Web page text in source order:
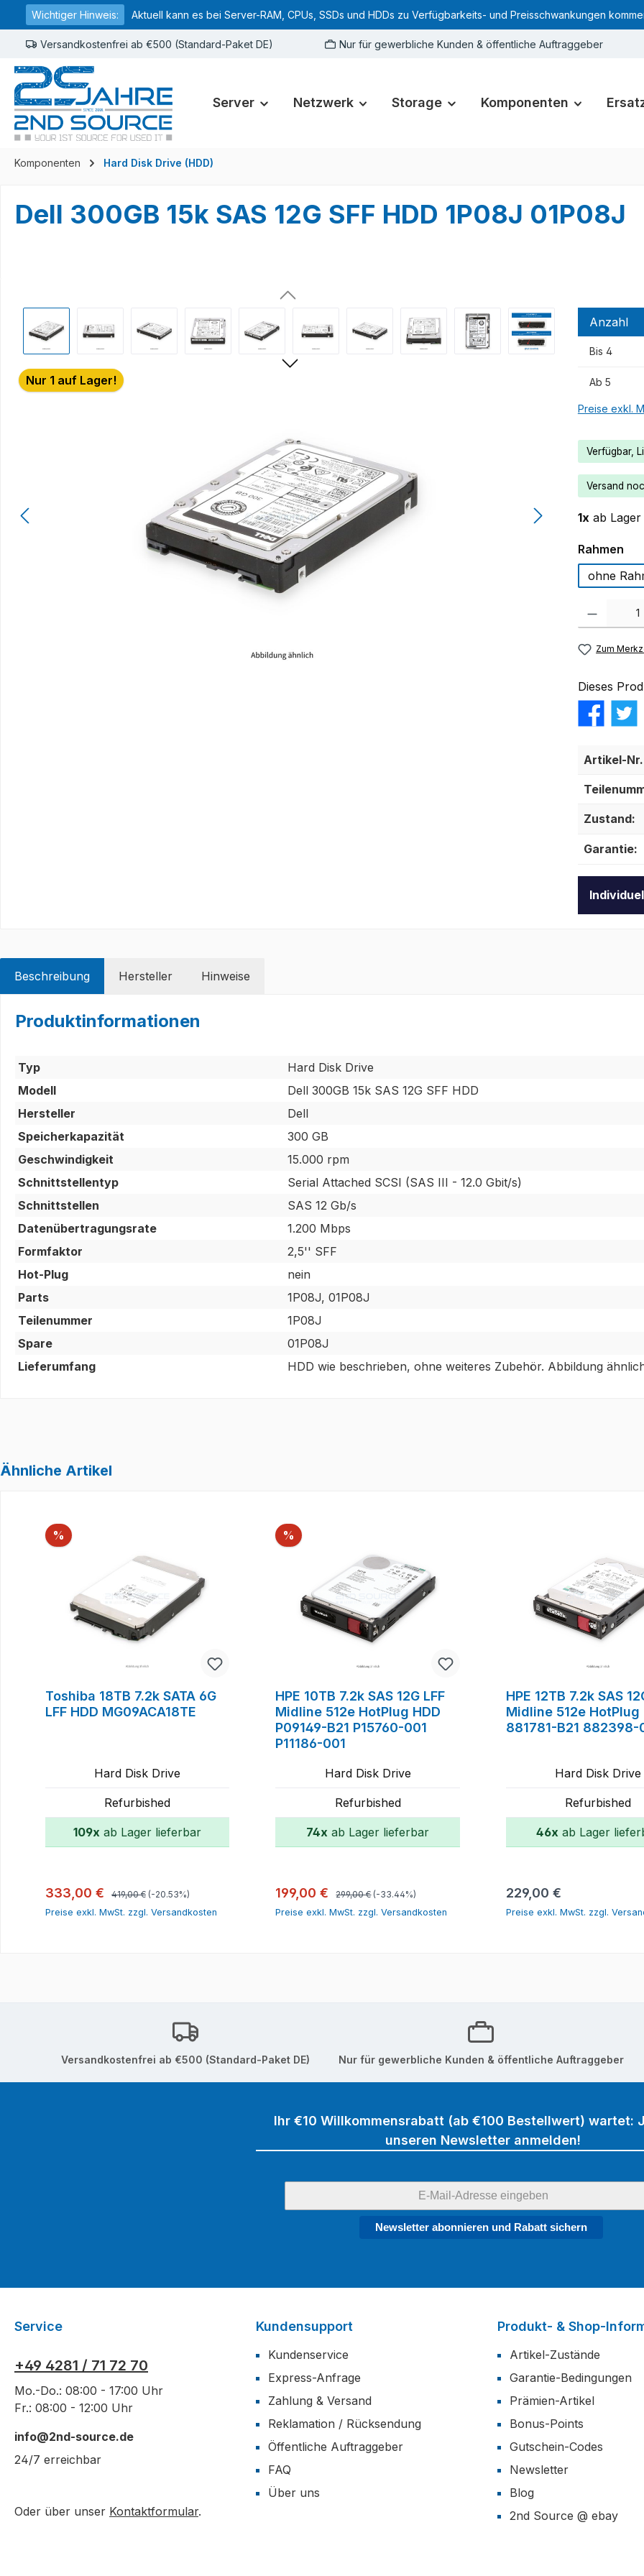
Zur Hauptnavigation springen
Wichtiger Hinweis: Aktuell kann es bei Server-RAM, CPUs, SSDs und HDDs zu Verfügbarkeits- und Preisschwankungen
Versandkostenfrei ab €500 (Standard-Paket DE) Nur für gewerbliche Kunden & öffentliche Auftraggeber
Server Netzwerk Storage Komponenten
Komponenten Hard Disk Drive (HDD)
Dell 300GB 15k SAS 12G SFF HDD 1P08J 01P08J
Nur 1 auf Lager!
Anzahl
Bis 4
Ab 5
Preise exkl.
Verfügbar,
Versand
1x ab
Rahmen
ohne
Zum
Dieses
Artikel-
Zustand:
Garantie:
Beschreibung Hersteller Hinweise
Produktinformationen
Typ
Hard Disk Drive
Modell
Dell 300GB 15k SAS 12G SFF HDD
Hersteller
Dell
Speicherkapazität
300 GB
Geschwindigkeit
15.000 rpm
Schnittstellentyp
Serial Attached SCSI (SAS III - 12.0 Gbit/s)
Schnittstellen
SAS 12 Gb/s
Datenübertragungsrate
1.200 Mbps
Formfaktor
2,5'' SFF
Hot-Plug
nein
Parts
1P08J, 01P08J
Teilenummer
1P08J
Spare
01P08J
Lieferumfang
HDD wie beschrieben, ohne weiteres Zubehör. Abbildung
Ähnliche Artikel
% Rabatt
Toshiba 18TB 7.2k SATA 6G
LFF HDD MG09ACA18TE
Hard Disk Drive
Refurbished
109x ab Lager lieferbar
Verkaufspreis:
333,00 € Regulärer Preis:
419,00 € (-20.53%)
Preise exkl. MwSt. zzgl. Versandkosten
In den Warenkorb
% Rabatt
HPE 10TB 7.2k SAS 12G LFF
Midline 512e HotPlug HDD
P09149-B21 P15760-001
P11186-001
Hard Disk Drive
Refurbished
74x ab Lager lieferbar
Verkaufspreis:
199,00 € Regulärer Preis:
299,00 € (-33.44%)
Preise exkl. MwSt. zzgl. Versandkosten
In den Warenkorb
HPE 12TB 7.2k SAS
Midline 512e HotPlug
881781-B21 882398-
Hard Disk Drive
Refurbished
46x ab Lager
Regulärer Preis:
229,00 €
Preise exkl. MwSt. zzgl.
In den
Versandkostenfrei ab €500 (Standard-Paket DE) Nur für gewerbliche Kunden & öffentliche Auftraggeber
Ihr €10 Willkommensrabatt (ab €100 Bestellwert) wartet:
unseren Newsletter anmelden!
Newsletter abonnieren und Rabatt sichern
Service
+49 4281 / 71 72 70
Mo.-Do.: 08:00 - 17:00 Uhr
Fr.: 08:00 - 12:00 Uhr
info@2nd-source.de
24/7 erreichbar
Oder über unser Kontaktformular.
Kundensupport
Kundenservice
Express-Anfrage
Zahlung & Versand
Reklamation / Rücksendung
Öffentliche Auftraggeber
FAQ
Über uns
Produkt- & Shop-
Artikel-Zustände
Garantie-Bedingungen
Prämien-Artikel
Bonus-Points
Gutschein-Codes
Newsletter
Blog
2nd Source @ ebay